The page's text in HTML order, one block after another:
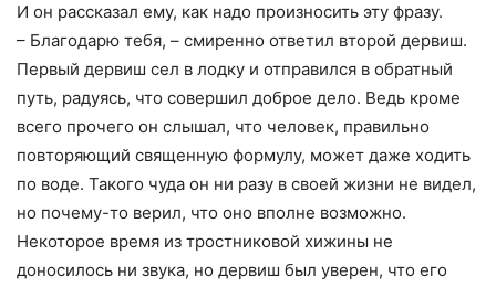
И он рассказал ему, как надо произносить эту фразу.
– Благодарю тебя, – смиренно ответил второй дервиш.
Первый дервиш сел в лодку и отправился в обратный
путь, радуясь, что совершил доброе дело. Ведь кроме
всего прочего он слышал, что человек, правильно
повторяющий священную формулу, может даже ходить
по воде. Такого чуда он ни разу в своей жизни не видел,
но почему-то верил, что оно вполне возможно.
Некоторое время из тростниковой хижины не
доносилось ни звука, но дервиш был уверен, что его